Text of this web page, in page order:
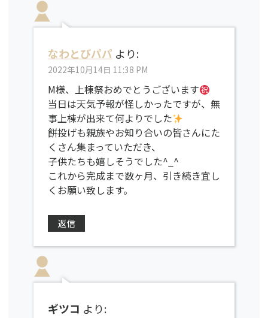
なわとびパパ より:
2022年10月14日 11:38 PM
M様、上棟祭おめでとうございます
当日は天気予報が怪しかったですが、無
事上棟が出来て何よりでした
餅投げも親族やお知り合いの皆さんにた
くさん集まっていただき、
子供たちも嬉しそうでした^_^
これから完成まで数ヶ月、引き続き宜し
くお願い致します。
返信
ギツコ より: